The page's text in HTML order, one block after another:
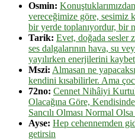
Osmin:
vereceğimize göre, sesimiz
bir yerde toplanıyordur, bir
Tarik: Evet, doğada sesler
ses dalgalarının hava, su
yayılırken enerjilerini
Mszi: Almasan ne
kendini kısabilirler. Ama
72no: Cennet Nihâiyi
Olacağına Göre,
Sancılı Olması Normal
Ayse: Hep cehennemden
getirsin